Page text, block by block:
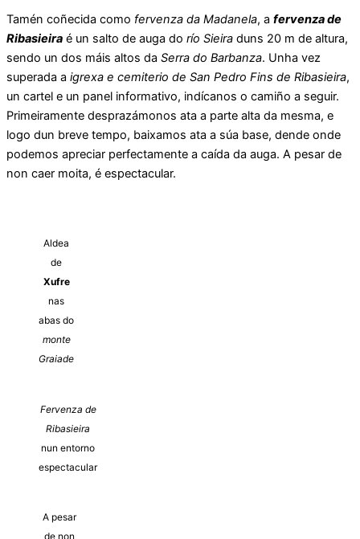
Tamén coñecida como fervenza da Madanela, a fervenza de
Ribasieira é un salto de auga do río Sieira duns 20 m de altura,
sendo un dos máis altos da Serra do Barbanza. Unha vez
superada a igrexa e cemiterio de San Pedro Fins de Ribasieira,
un cartel e un panel informativo, indícanos o camiño a seguir.
Primeiramente desprazámonos ata a parte alta da mesma, e
logo dun breve tempo, baixamos ata a súa base, dende onde
podemos apreciar perfectamente a caída da auga. A pesar de
non caer moita, é espectacular.
Aldea
de
Xufre
nas
abas do
monte
Graiade
Fervenza de
Ribasieira
nun entorno
espectacular
A pesar
de non